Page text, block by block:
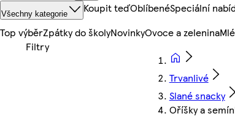
Všechny kategorie Koupit teďOblíbenéSpeciální
Top výběrZpátky do školyNovinkyOvoce a zelenina
Trvanlivé
Slané snacky
Oříšky a